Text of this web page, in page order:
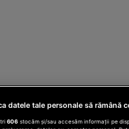
datele tale personale să rămână
606 stocăm și/sau accesăm informații pe